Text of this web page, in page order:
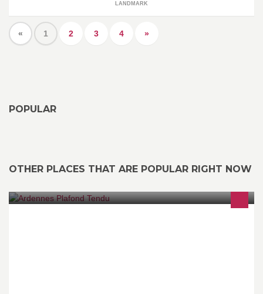
LANDMARK
« 1 2 3 4 »
POPULAR
OTHER PLACES THAT ARE POPULAR RIGHT NOW